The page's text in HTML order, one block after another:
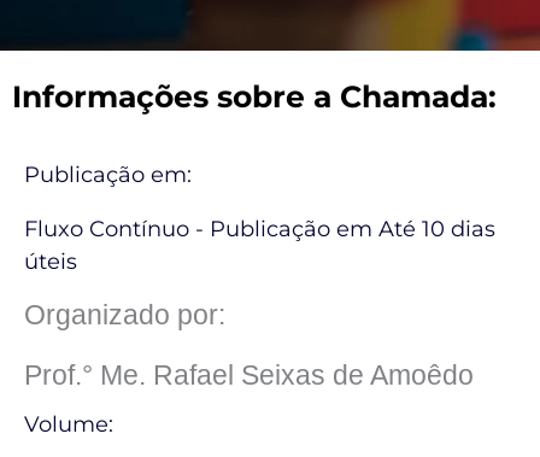
Informações sobre a Chamada:
Publicação em:
Fluxo Contínuo - Publicação em Até 10 dias
úteis
Organizado por:
Prof.° Me. Rafael Seixas de Amoêdo
Volume: